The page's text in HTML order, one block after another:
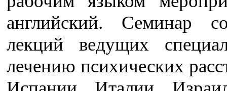
английский. Семинар
лекций ведущих
лечению психических